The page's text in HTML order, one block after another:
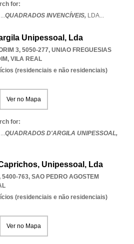
for:
QUADRADOS INVENCÍVEIS, LDA...
Unipessoal, Lda
3, 5050-277, UNIAO FREGUESIAS
, VILA REAL
(residenciais e não residenciais)
Ver no Mapa
for:
QUADRADOS D'ARGILA UNIPESSOAL,
Unipessoal, Lda
5400-763, SAO PEDRO AGOSTEM
(residenciais e não residenciais)
Ver no Mapa